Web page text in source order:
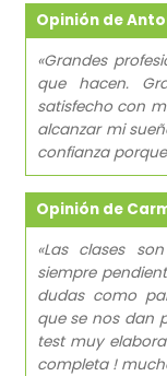
Opinión de
«Grandes
que hacen.
satisfecho con
alcanzar mi
confianza
Opinión de
«Las clases
siempre
dudas como
que se nos dan
test muy
completa !